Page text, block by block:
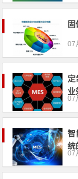
07
定
业
07
智
统
07